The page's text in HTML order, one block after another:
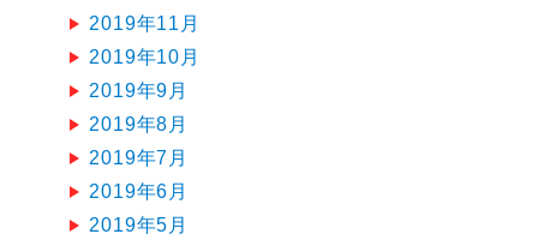
2019年11月
2019年10月
2019年9月
2019年8月
2019年7月
2019年6月
2019年5月